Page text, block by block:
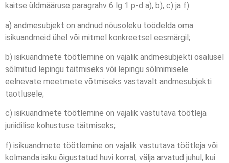
kaitse üldmääruse paragrahv 6 lg 1 p-d a), b), c) ja f):
a) andmesubjekt on andnud nõusoleku töödelda oma
isikuandmeid ühel või mitmel konkreetsel eesmärgil;
b) isikuandmete töötlemine on vajalik andmesubjekti osalusel
sõlmitud lepingu täitmiseks või lepingu sõlmimisele
eelnevate meetmete võtmiseks vastavalt andmesubjekti
taotlusele;
c) isikuandmete töötlemine on vajalik vastutava töötleja
juriidilise kohustuse täitmiseks;
f) isikuandmete töötlemine on vajalik vastutava töötleja või
kolmanda isiku õigustatud huvi korral, välja arvatud juhul, kui